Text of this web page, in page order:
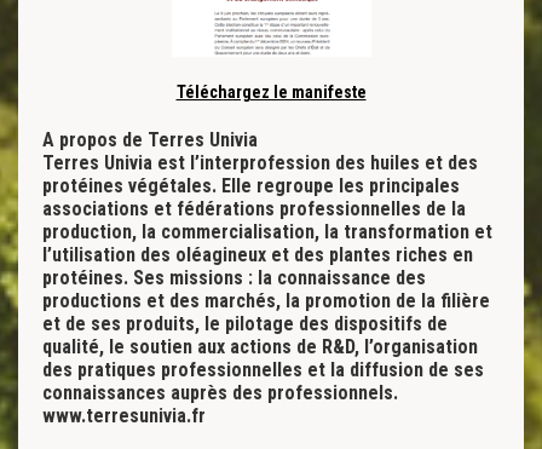
Téléchargez le manifeste
A propos de Terres Univia
Terres Univia est l’interprofession des huiles et des
protéines végétales. Elle regroupe les principales
associations et fédérations professionnelles de la
production, la commercialisation, la transformation et
l’utilisation des oléagineux et des plantes riches en
protéines. Ses missions : la connaissance des
productions et des marchés, la promotion de la filière
et de ses produits, le pilotage des dispositifs de
qualité, le soutien aux actions de R&D, l’organisation
des pratiques professionnelles et la diffusion de ses
connaissances auprès des professionnels.
www.terresunivia.fr